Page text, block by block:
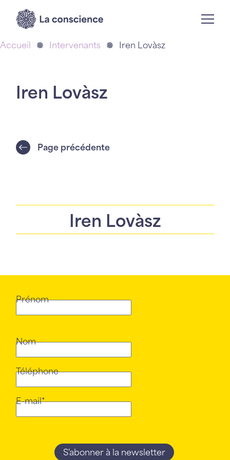
Accueil Intervenants Iren Lovàsz
Iren Lovàsz
Page précédente
Iren Lovàsz
Prénom
Nom
Téléphone
E-mail*